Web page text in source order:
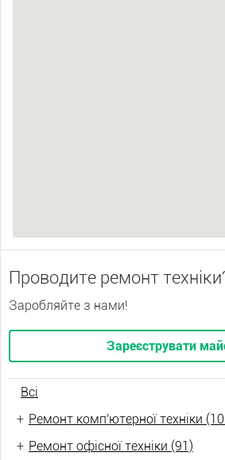
Проводите ремонт
Заробляйте з нами!
Зареєструвати
Всі
+ Ремонт комп'ютерної техніки
+ Ремонт офісної техніки (91)